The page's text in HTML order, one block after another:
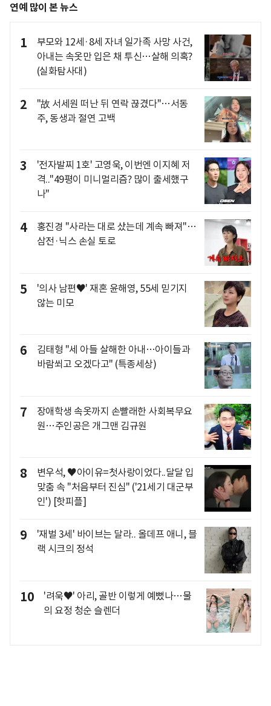
연예 많이 본 뉴스
1
부모와 12세·8세 자녀 일가족 사망 사건,
아내는 속옷만 입은 채 투신…살해 의혹?
(실화탐사대)
2
"故 서세원 떠난 뒤 연락 끊겼다"…서동
주, 동생과 절연 고백
3
'전자발찌 1호' 고영욱, 이번엔 이지혜 저
격.."49평이 미니멀리즘? 많이 출세했구
나"
4
홍진경 "사라는 대로 샀는데 계속 빠져"…
삼전·닉스 손실 토로
5
'의사 남편♥' 재혼 윤해영, 55세 믿기지
않는 미모
6
김태형 "세 아들 살해한 아내…아이들과
바람쐬고 오겠다고" (특종세상)
7
장애학생 속옷까지 손빨래한 사회복무요
원…주인공은 개그맨 김규원
8
변우석, ♥아이유=첫사랑이었다..달달 입
맞춤 속 "처음부터 진심" ('21세기 대군부
인') [핫피플]
9
'재벌 3세' 바이브는 달라.. 올데프 애니, 블
랙 시크의 정석
10
'려욱♥' 아리, 골반 이렇게 예뻤나…물
의 요정 청순 슬렌더